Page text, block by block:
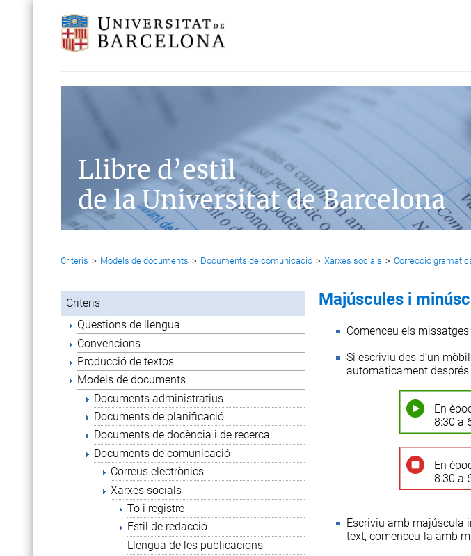
Llibre d’estil
de la Universitat de Barcelona
Criteris > Models de documents > Documents de comunicació > Xarxes socials > Correcció
Criteris
Qüestions de llengua
Convencions
Producció de textos
Models de documents
Documents administratius
Documents de planificació
Documents de docència i de recerca
Documents de comunicació
Correus electrònics
Xarxes socials
To i registre
Estil de redacció
Llengua de les publicacions
Majúscules i
Comenceu els
Si escriviu des d’un
automàticament
En
8:30 a
En
8:30 a
Escriviu amb majúscula
text, comenceu-la amb